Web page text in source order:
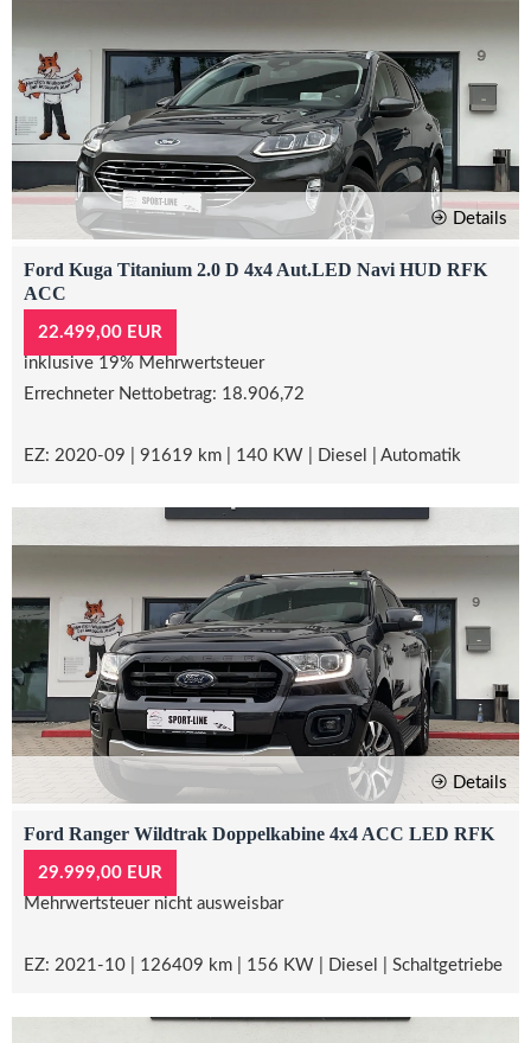
Details
Ford Kuga Titanium 2.0 D 4x4 Aut.LED Navi HUD RFK
ACC
22.499,00 EUR
inklusive 19% Mehrwertsteuer
Errechneter Nettobetrag: 18.906,72
EZ: 2020-09 | 91619 km | 140 KW | Diesel | Automatik
Details
Ford Ranger Wildtrak Doppelkabine 4x4 ACC LED RFK
29.999,00 EUR
Mehrwertsteuer nicht ausweisbar
EZ: 2021-10 | 126409 km | 156 KW | Diesel | Schaltgetriebe